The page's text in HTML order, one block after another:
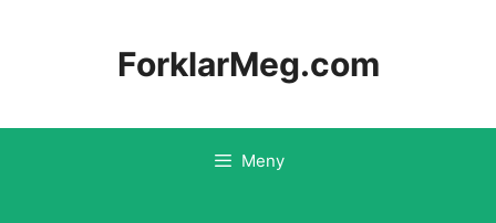
ForklarMeg.com
Meny